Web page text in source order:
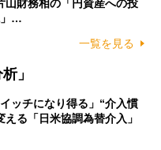
山財務相の「円資産への投
」…
一覧を見る
」
ッチになり得る」“介入慣
る「日米協調為替介入」